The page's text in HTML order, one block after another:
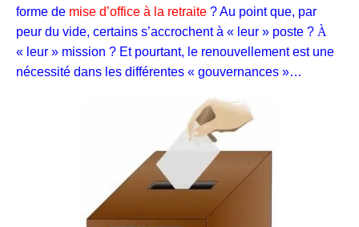
forme de mise d’office à la retraite ? Au point que, par
peur du vide, certains s’accrochent à « leur » poste ? À
« leur » mission ? Et pourtant, l e renouvellement est une
nécessité dans les différentes « gouvernances »…